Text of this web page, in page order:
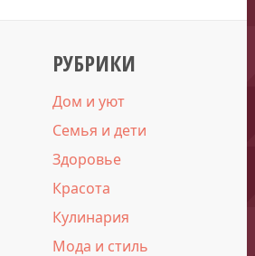
РУБРИКИ
Дом и уют
Семья и дети
Здоровье
Красота
Кулинария
Мода и стиль